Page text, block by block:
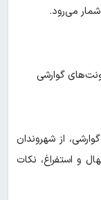
شمار می‌رود.
گوارشی
از شهروندان
و استفراغ، نکات